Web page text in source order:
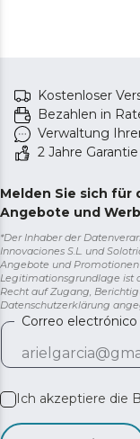
Kostenloser
Bezahlen in
Verwaltung
2 Jahre Garantie
Melden Sie sich für
Angebote und
*Der Inhaber der
Innovaciones S.L. und
Angebote und
Legitimationsgrundlage ist
Recht auf Zugang,
Datenschutzerklärung
Correo electrónico
Ich akzeptiere die